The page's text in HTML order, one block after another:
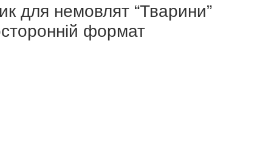
для немовлят “Тварини”
формат